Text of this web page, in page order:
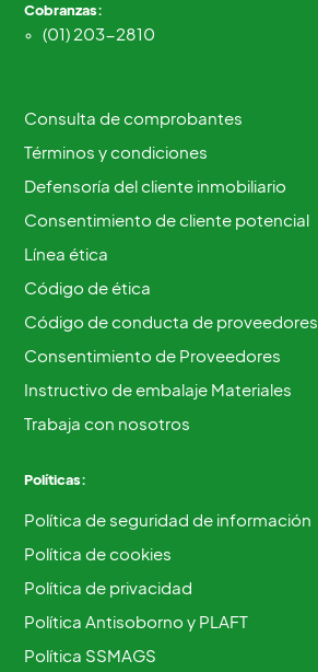
Cobranzas:
(01) 203-2810
Consulta de comprobantes
Términos y condiciones
Defensoría del cliente inmobiliario
Consentimiento de cliente potencial
Línea ética
Código de ética
Código de conducta de proveedores
Consentimiento de Proveedores
Instructivo de embalaje Materiales
Trabaja con nosotros
Políticas:
Política de seguridad de información
Política de cookies
Política de privacidad
Política Antisoborno y PLAFT
Política SSMAGS